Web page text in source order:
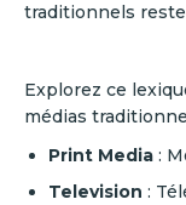
traditionnels
Explorez ce
médias
Print Media :
Television :